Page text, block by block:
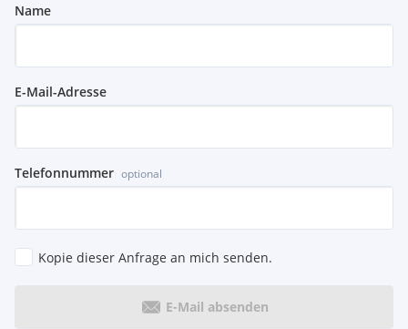
Name
E-Mail-Adresse
Telefonnummer optional
Kopie dieser Anfrage an mich senden.
E-Mail absenden